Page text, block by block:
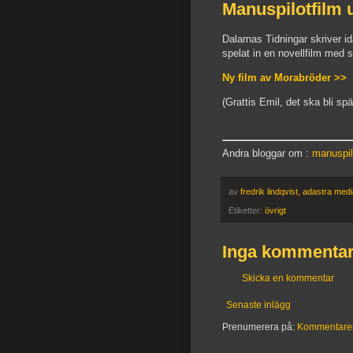
Manuspilotfilm
Dalarnas Tidningar skriver
spelat in en novellfilm med
Ny film av Morabröder >>
(Grattis Emil, det ska bli
Andra bloggar om :
av fredrik lindqvist, adastra
Etiketter: övrigt
Inga
Skicka en kommentar
Senaste inlägg
Prenumerera på: